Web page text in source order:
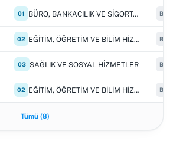
01 BÜRO, BANKACILIK VE SİGORTACILIK HİZMETLERİ
02 EĞİTİM, ÖĞRETİM VE BİLİM HİZMETLERİ
03 SAĞLIK VE SOSYAL HİZMETLER
02 EĞİTİM, ÖĞRETİM VE BİLİM HİZMETLERİ
Tümü (8)